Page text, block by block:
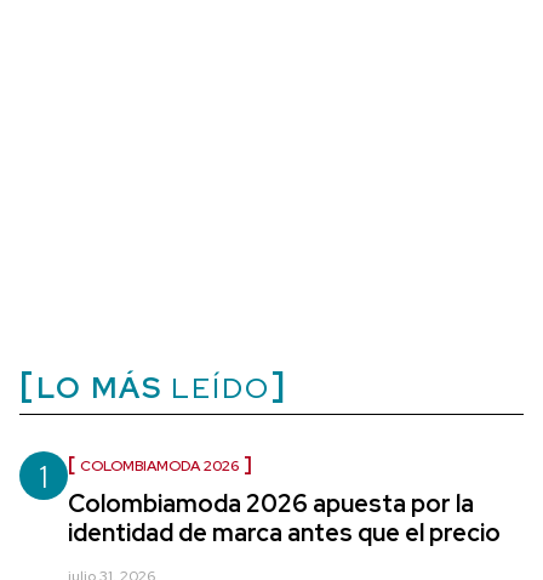
LO MÁS LEÍDO
1 COLOMBIAMODA 2026
Colombiamoda 2026 apuesta por la
identidad de marca antes que el precio